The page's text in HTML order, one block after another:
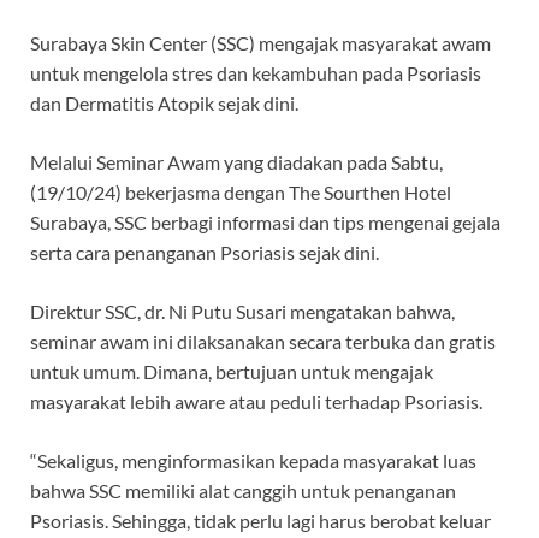
Surabaya Skin Center (SSC) mengajak masyarakat awam
untuk mengelola stres dan kekambuhan pada Psoriasis
dan Dermatitis Atopik sejak dini.
Melalui Seminar Awam yang diadakan pada Sabtu,
(19/10/24) bekerjasma dengan The Sourthen Hotel
Surabaya, SSC berbagi informasi dan tips mengenai gejala
serta cara penanganan Psoriasis sejak dini.
Direktur SSC, dr. Ni Putu Susari mengatakan bahwa,
seminar awam ini dilaksanakan secara terbuka dan gratis
untuk umum. Dimana, bertujuan untuk mengajak
masyarakat lebih aware atau peduli terhadap Psoriasis.
“Sekaligus, menginformasikan kepada masyarakat luas
bahwa SSC memiliki alat canggih untuk penanganan
Psoriasis. Sehingga, tidak perlu lagi harus berobat keluar